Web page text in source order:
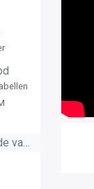
graad